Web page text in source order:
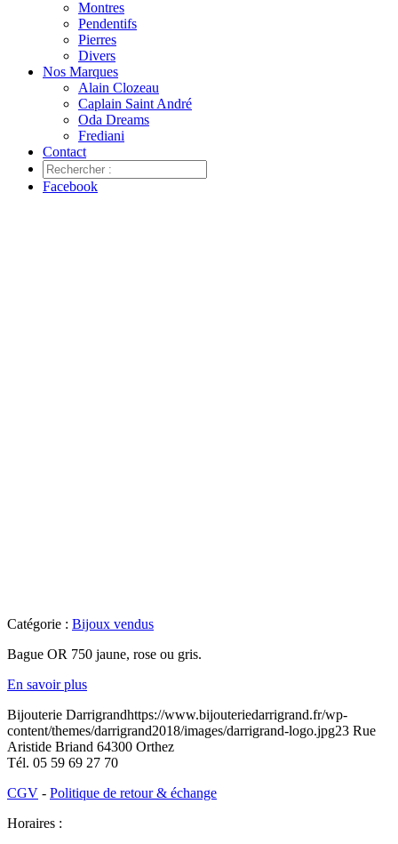
Montres
Pendentifs
Pierres
Divers
Nos Marques
Alain Clozeau
Caplain Saint André
Oda Dreams
Frediani
Contact
Facebook
Catégorie : Bijoux vendus
Bague OR 750 jaune, rose ou gris.
En savoir plus
Bijouterie Darrigrandhttps://www.bijouteriedarrigrand.fr/wp-
content/themes/darrigrand2018/images/darrigrand-logo.jpg23 Rue
Aristide Briand 64300 Orthez
Tél. 05 59 69 27 70
CGV - Politique de retour & échange
Horaires :